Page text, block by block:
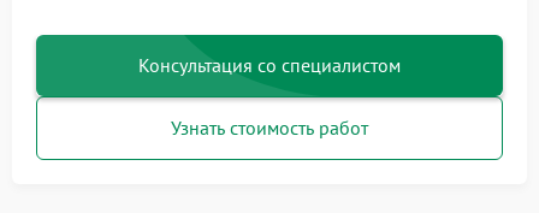
Консультация со специалистом
Узнать стоимость работ